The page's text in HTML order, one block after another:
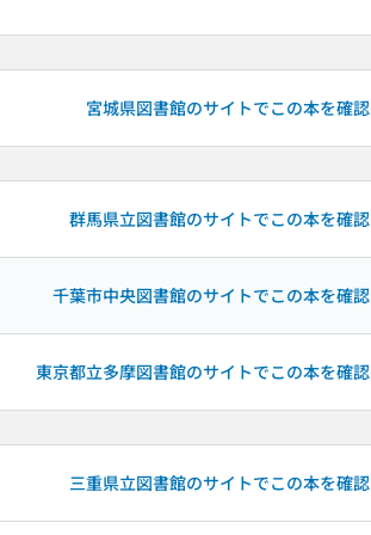
宮城県図書館のサイトでこの本を確認
群馬県立図書館のサイトでこの本を確認
千葉市中央図書館のサイトでこの本を確認
東京都立多摩図書館のサイトでこの本を確認
三重県立図書館のサイトでこの本を確認